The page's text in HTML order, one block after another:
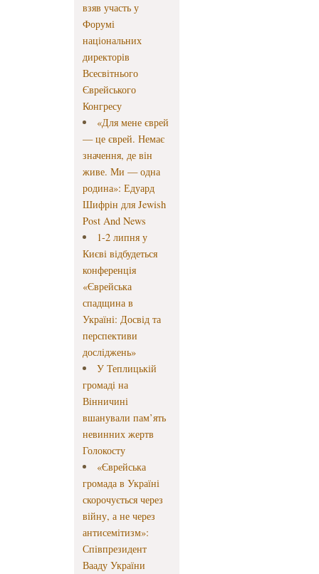
взяв участь у
Форумі
національних
директорів
Всесвітнього
Єврейського
Конгресу
«Для мене єврей
— це єврей. Немає
значення, де він
живе. Ми — одна
родина»: Едуард
Шифрін для Jewish
Post And News
1-2 липня у
Києві відбудеться
конференція
«Єврейська
спадщина в
Україні: Досвід та
перспективи
досліджень»
У Теплицькій
громаді на
Вінничині
вшанували пам’ять
невинних жертв
Голокосту
«Єврейська
громада в Україні
скорочується через
війну, а не через
антисемітизм»:
Співпрезидент
Вааду України